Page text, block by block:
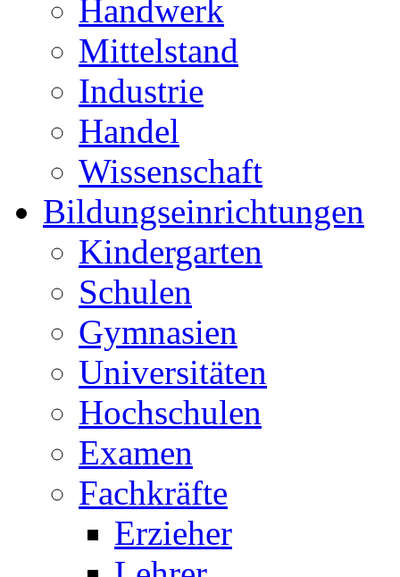
Handwerk
Mittelstand
Industrie
Handel
Wissenschaft
Bildungseinrichtungen
Kindergarten
Schulen
Gymnasien
Universitäten
Hochschulen
Examen
Fachkräfte
Erzieher